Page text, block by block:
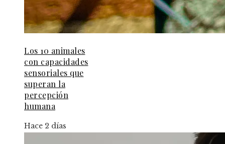
Los 10 animales
con capacidades
sensoriales que
superan la
percepción
humana
Hace 2 días